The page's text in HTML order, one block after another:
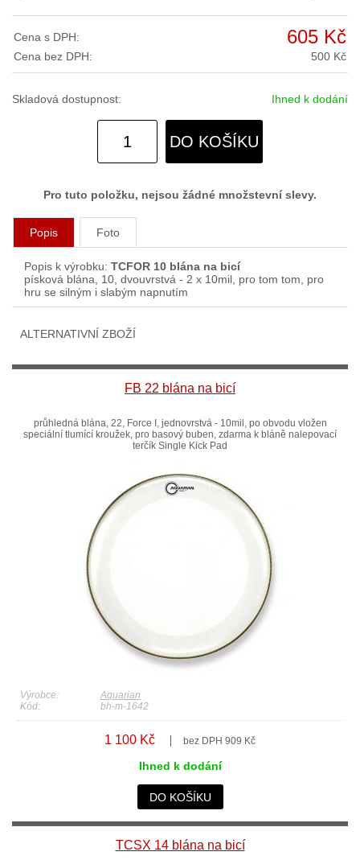
Cena s DPH: 605 Kč
Cena bez DPH: 500 Kč
Skladová dostupnost: Ihned k dodání
DO KOŠÍKU
Pro tuto položku, nejsou žádné množstevní slevy.
Popis Foto
Popis k výrobku: TCFOR 10 blána na bicí
písková blána, 10, dvouvrstvá - 2 x 10mil, pro tom tom, pro
hru se silným i slabým napnutím
ALTERNATIVNÍ ZBOŽÍ
FB 22 blána na bicí
průhledná blána, 22, Force I, jednovrstvá - 10mil, po obvodu vložen
speciální tlumící kroužek, pro basový buben, zdarma k bláně nalepovací
terčík Single Kick Pad
Výrobce:
Aquarian
Kód:
bh-m-1642
1 100 Kč bez DPH 909 Kč
Ihned k dodání
DO KOŠÍKU
TCSX 14 blána na bicí